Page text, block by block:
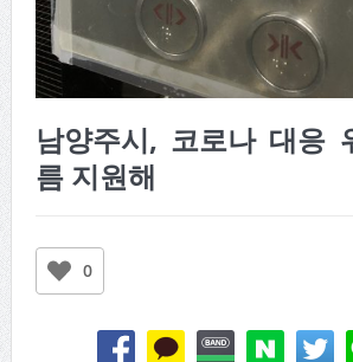
남양주시, 코로나 대응
름 지원해
0